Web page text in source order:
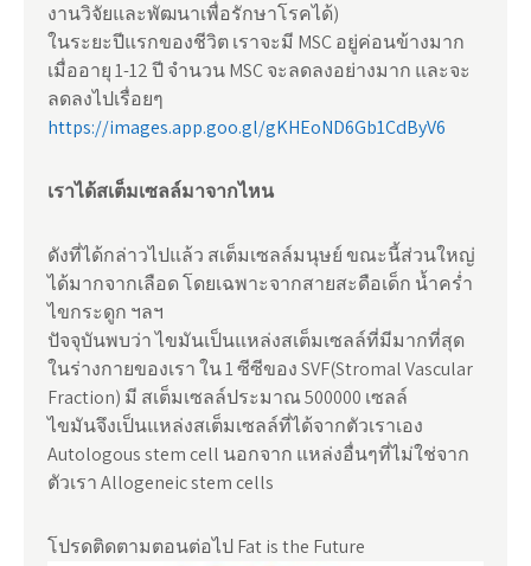
งานวิจัยและพัฒนาเพื่อรักษาโรคได้)
ในระยะปีแรกของชีวิต เราจะมี MSC อยู่ค่อนข้างมาก
เมื่ออายุ 1-12 ปี จำนวน MSC จะลดลงอย่างมาก และจะ
ลดลงไปเรื่อยๆ
https://images.app.goo.gl/gKHEoND6Gb1CdByV6
เราได้สเต็มเซลล์มาจากไหน
ดังที่ได้กล่าวไปแล้ว สเต็มเซลล์มนุษย์ ขณะนี้ส่วนใหญ่
ได้มากจากเลือด โดยเฉพาะจากสายสะดือเด็ก น้ำคร่ำ
ไขกระดูก ฯลฯ
ปัจจุบันพบว่า ไขมันเป็นแหล่งสเต็มเซลล์ที่มีมากที่สุด
ในร่างกายของเรา ใน 1 ซีซีของ SVF(Stromal Vascular
Fraction) มี สเต็มเซลล์ประมาณ 500000 เซลล์
ไขมันจึงเป็นแหล่งสเต็มเซลล์ที่ได้จากตัวเราเอง
Autologous stem cell นอกจาก แหล่งอื่นๆที่ไม่ใช่จาก
ตัวเรา Allogeneic stem cells
โปรดติดตามตอนต่อไป Fat is the Future